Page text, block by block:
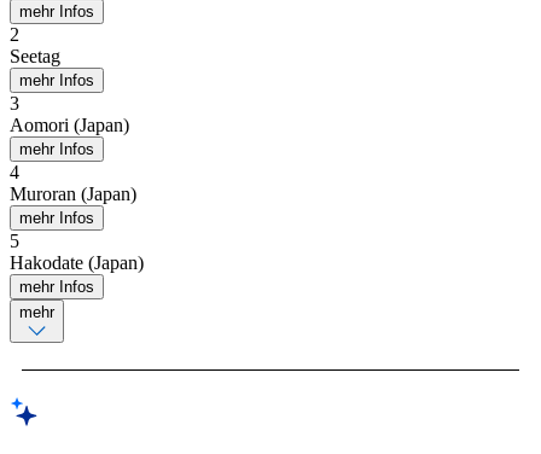
mehr Infos
2
Seetag
mehr Infos
3
Aomori (Japan)
mehr Infos
4
Muroran (Japan)
mehr Infos
5
Hakodate (Japan)
mehr Infos
mehr